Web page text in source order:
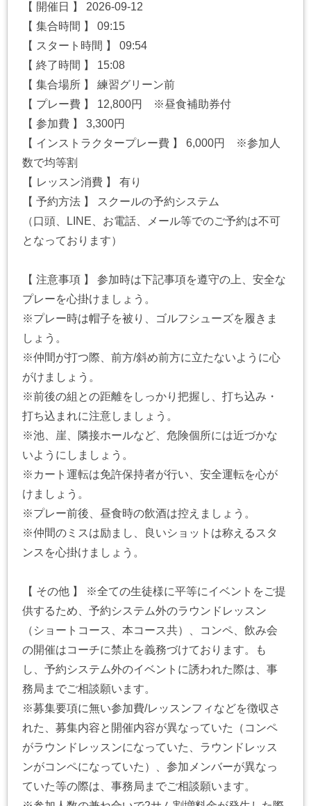
【 開催日 】 2026-09-12
【 集合時間 】 09:15
【 スタート時間 】 09:54
【 終了時間 】 15:08
【 集合場所 】 練習グリーン前
【 プレー費 】 12,800円 ※昼食補助券付
【 参加費 】 3,300円
【 インストラクタープレー費 】 6,000円 ※参加人
数で均等割
【 レッスン消費 】 有り
【 予約方法 】 スクールの予約システム
（口頭、LINE、お電話、メール等でのご予約は不可
となっております）
【 注意事項 】 参加時は下記事項を遵守の上、安全な
プレーを心掛けましょう。
※プレー時は帽子を被り、ゴルフシューズを履きま
しょう。
※仲間が打つ際、前方/斜め前方に立たないように心
がけましょう。
※前後の組との距離をしっかり把握し、打ち込み・
打ち込まれに注意しましょう。
※池、崖、隣接ホールなど、危険個所には近づかな
いようにしましょう。
※カート運転は免許保持者が行い、安全運転を心が
けましょう。
※プレー前後、昼食時の飲酒は控えましょう。
※仲間のミスは励まし、良いショットは称えるスタ
ンスを心掛けましょう。
【 その他 】 ※全ての生徒様に平等にイベントをご提
供するため、予約システム外のラウンドレッスン
（ショートコース、本コース共）、コンペ、飲み会
の開催はコーチに禁止を義務づけております。も
し、予約システム外のイベントに誘われた際は、事
務局までご相談願います。
※募集要項に無い参加費/レッスンフィなどを徴収さ
れた、募集内容と開催内容が異なっていた（コンペ
がラウンドレッスンになっていた、ラウンドレッス
ンがコンペになっていた）、参加メンバーが異なっ
ていた等の際は、事務局までご相談願います。